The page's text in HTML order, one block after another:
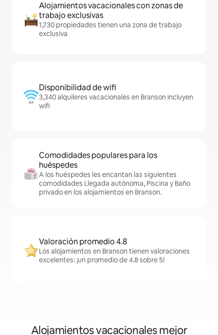
Alojamientos vacacionales con zonas de
trabajo exclusivas
1,730 propiedades tienen una zona de trabajo
exclusiva
Disponibilidad de wifi
3,340 alquileres vacacionales en Branson incluyen
wifi
Comodidades populares para los
huéspedes
A los huéspedes les encantan las siguientes
comodidades Llegada autónoma, Piscina y Baño
privado en los alojamientos en Branson.
Valoración promedio 4.8
Los alojamientos en Branson tienen valoraciones
excelentes: ¡un promedio de 4.8 sobre 5!
Alojamientos vacacionales mejor